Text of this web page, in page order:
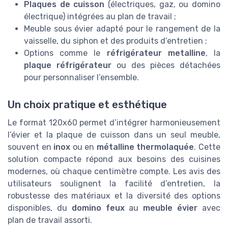
Plaques de cuisson (électriques, gaz, ou domino
électrique) intégrées au plan de travail ;
Meuble sous évier adapté pour le rangement de la
vaisselle, du siphon et des produits d’entretien ;
Options comme le réfrigérateur metalline, la
plaque réfrigérateur ou des pièces détachées
pour personnaliser l’ensemble.
Un choix pratique et esthétique
Le format 120x60 permet d’intégrer harmonieusement
l’évier et la plaque de cuisson dans un seul meuble,
souvent en inox ou en métalline thermolaquée. Cette
solution compacte répond aux besoins des cuisines
modernes, où chaque centimètre compte. Les avis des
utilisateurs soulignent la facilité d’entretien, la
robustesse des matériaux et la diversité des options
disponibles, du domino feuxau meuble évier avec
plan de travail assorti.